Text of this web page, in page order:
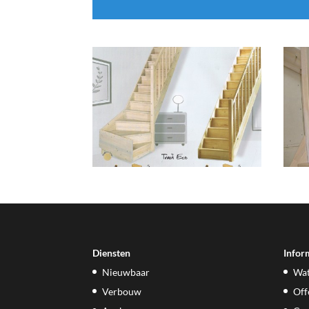
Diensten
Nieuwbaar
Verbouw